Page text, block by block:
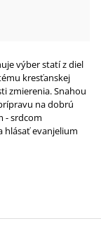
výber statí z diel
kresťanskej
zmierenia. Snahou
na dobrú
- srdcom
hlásať evanjelium